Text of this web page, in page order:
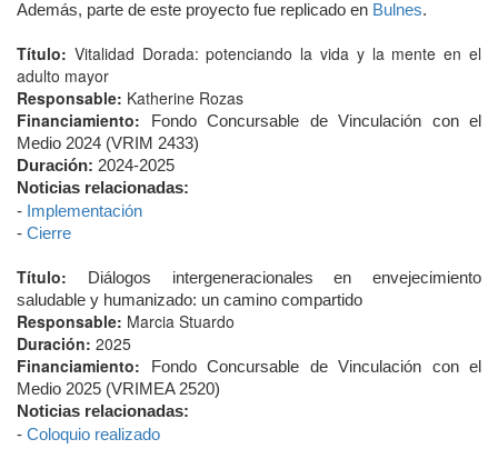
Además, parte de este proyecto fue replicado en Bulnes.
Título: Vitalidad Dorada: potenciando la vida y la mente en el
adulto mayor
Responsable: Katherine Rozas
Financiamiento:
Fondo Concursable de Vinculación con el
Medio 2024 (VRIM 2433)
Duración: 2024-2025
Noticias relacionadas:
- Implementación
- Cierre
Título:
Diálogos intergeneracionales en envejecimiento
saludable y humanizado: un camino compartido
Responsable: Marcia Stuardo
Duración: 2025
Financiamiento:
Fondo Concursable de Vinculación con el
Medio 2025 (VRIMEA 2520)
Noticias relacionadas:
- Coloquio realizado